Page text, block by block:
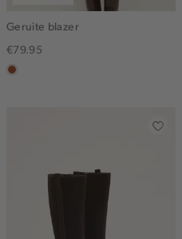
Geruite blazer
€79.95
bruin